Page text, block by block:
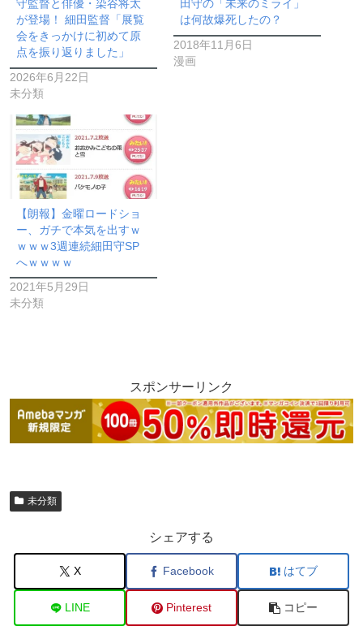
守監督と俳優・染谷将太
が登場！ 細田監督「展覧
会をきっかけに初めて原
点を振り返りました」
2026年6月22日
未分類
田守の「未来のミライ」
は何故爆死したの？
2018年11月6日
漫画
【朗報】金曜ロードショ
ー、ガチで本気を出すｗ
ｗｗｗ3週連続細田守SP
へｗｗｗｗ
2021年5月29日
未分類
スポンサーリンク
未分類
シェアする
X Facebook はてブ
LINE Pinterest コピー